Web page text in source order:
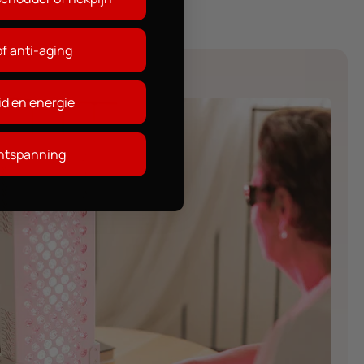
anti-aging
en energie